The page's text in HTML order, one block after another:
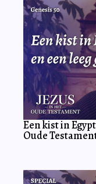
Een kist in
Oude